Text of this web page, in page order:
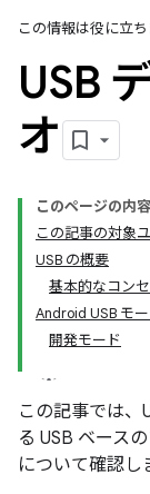
この情報は役に立
USB
オ
このページの内容
この記事の対象
USB の概要
基本的なコン
Android USB モ
開発モード
この記事では、
る USB ベース
について確認し